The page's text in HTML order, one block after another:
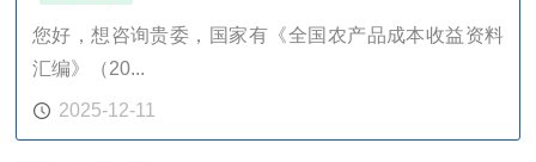
您好，想咨询贵委，国家有《全国农产品成本收益资料
汇编》（20...
2025-12-11